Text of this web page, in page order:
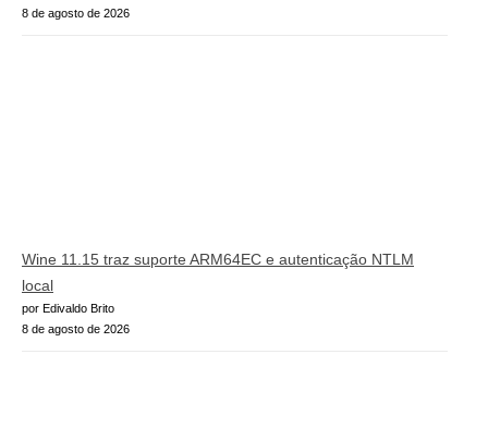
8 de agosto de 2026
Wine 11.15 traz suporte ARM64EC e autenticação NTLM
local
por Edivaldo Brito
8 de agosto de 2026